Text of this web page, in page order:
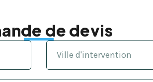
de devis